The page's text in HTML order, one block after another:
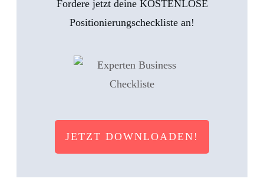
Fordere jetzt deine KOSTENLOSE
Positionierungscheckliste an!
JETZT DOWNLOADEN!